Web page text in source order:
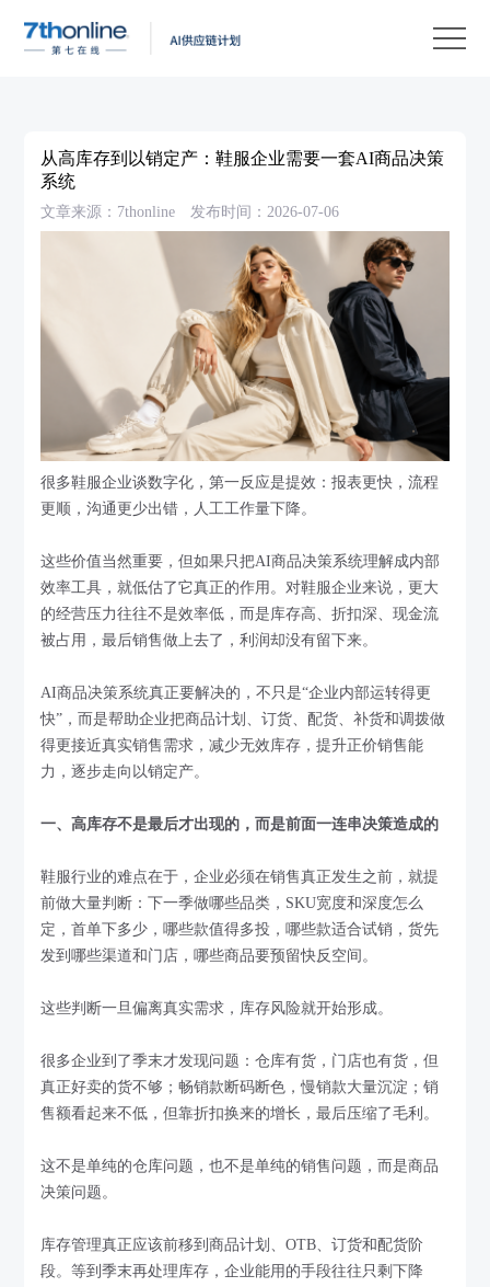
从高库存到以销定产：鞋服企业需要一套AI商品决策
系统
文章来源：7thonline 发布时间：2026-07-06
很多鞋服企业谈数字化，第一反应是提效：报表更快，流程
更顺，沟通更少出错，人工工作量下降。
这些价值当然重要，但如果只把AI商品决策系统理解成内部
效率工具，就低估了它真正的作用。对鞋服企业来说，更大
的经营压力往往不是效率低，而是库存高、折扣深、现金流
被占用，最后销售做上去了，利润却没有留下来。
AI商品决策系统真正要解决的，不只是“企业内部运转得更
快”，而是帮助企业把商品计划、订货、配货、补货和调拨做
得更接近真实销售需求，减少无效库存，提升正价销售能
力，逐步走向以销定产。
一、高库存不是最后才出现的，而是前面一连串决策造成的
鞋服行业的难点在于，企业必须在销售真正发生之前，就提
前做大量判断：下一季做哪些品类，SKU宽度和深度怎么
定，首单下多少，哪些款值得多投，哪些款适合试销，货先
发到哪些渠道和门店，哪些商品要预留快反空间。
这些判断一旦偏离真实需求，库存风险就开始形成。
很多企业到了季末才发现问题：仓库有货，门店也有货，但
真正好卖的货不够；畅销款断码断色，慢销款大量沉淀；销
售额看起来不低，但靠折扣换来的增长，最后压缩了毛利。
这不是单纯的仓库问题，也不是单纯的销售问题，而是商品
决策问题。
库存管理真正应该前移到商品计划、OTB、订货和配货阶
段。等到季末再处理库存，企业能用的手段往往只剩下降